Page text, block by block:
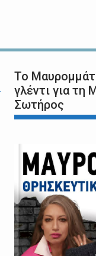
Το
γλέντι για
Σωτήρος